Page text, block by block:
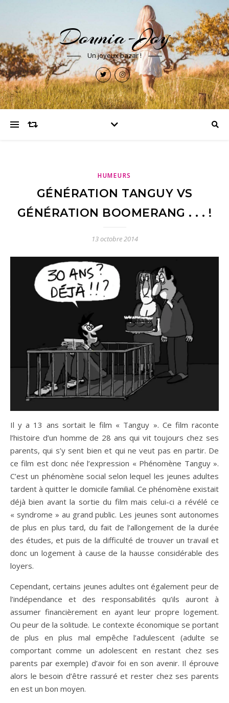
Dounia-Joy
Un joyeux bazar !
HUMEURS
GÉNÉRATION TANGUY VS
GÉNÉRATION BOOMERANG . . . !
13 octobre 2014
Il y a 13 ans sortait le film « Tanguy ». Ce film raconte
l’histoire d’un homme de 28 ans qui vit toujours chez ses
parents, qui s’y sent bien et qui ne veut pas en partir. De
ce film est donc née l’expression « Phénomène Tanguy ».
C’est un phénomène social selon lequel les jeunes adultes
tardent à quitter le domicile familial. Ce phénomène existait
déjà bien avant la sortie du film mais celui-ci a révélé ce
« syndrome » au grand public. Les jeunes sont autonomes
de plus en plus tard, du fait de l’allongement de la durée
des études, et puis de la difficulté de trouver un travail et
donc un logement à cause de la hausse considérable des
loyers.
Cependant, certains jeunes adultes ont également peur de
l’indépendance et des responsabilités qu’ils auront à
assumer financièrement en ayant leur propre logement.
Ou peur de la solitude. Le contexte économique se portant
de plus en plus mal empêche l’adulescent (adulte se
comportant comme un adolescent en restant chez ses
parents par exemple) d’avoir foi en son avenir. Il éprouve
alors le besoin d’être rassuré et rester chez ses parents
en est un bon moyen.